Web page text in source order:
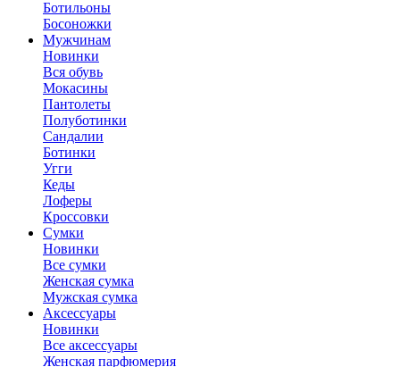
Ботильоны
Босоножки
Мужчинам
Новинки
Вся обувь
Мокасины
Пантолеты
Полуботинки
Сандалии
Ботинки
Угги
Кеды
Лоферы
Кроссовки
Сумки
Новинки
Все сумки
Женская сумка
Мужская сумка
Аксессуары
Новинки
Все аксессуары
Женская парфюмерия